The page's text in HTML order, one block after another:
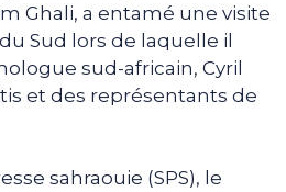
Ghali, a entamé une visite
Sud lors de laquelle il
sud-africain, Cyril
et des représentants de
sahraouie (SPS), le